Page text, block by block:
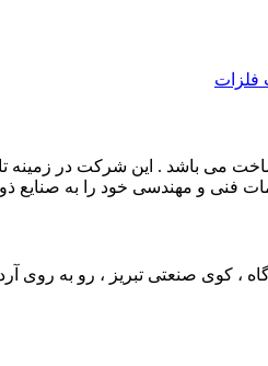
می باشد . این شرکت در زمینه
فنی و مهندسی خود را به صنایع
، کوی صنعتی تبریز ، رو به روی